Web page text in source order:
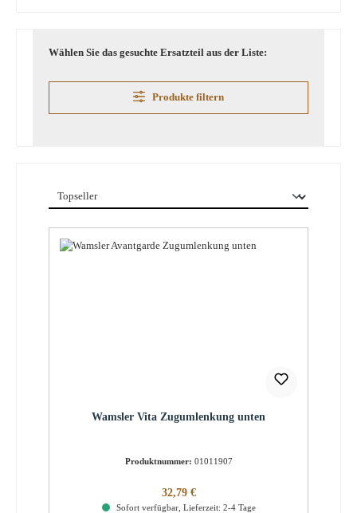
Wählen Sie das gesuchte Ersatzteil aus der Liste:
Produkte filtern
Wamsler Vita Zugumlenkung unten
Produktnummer: 01011907
Regulärer Preis:
32,79 €
Sofort verfügbar, Lieferzeit: 2-4 Tage